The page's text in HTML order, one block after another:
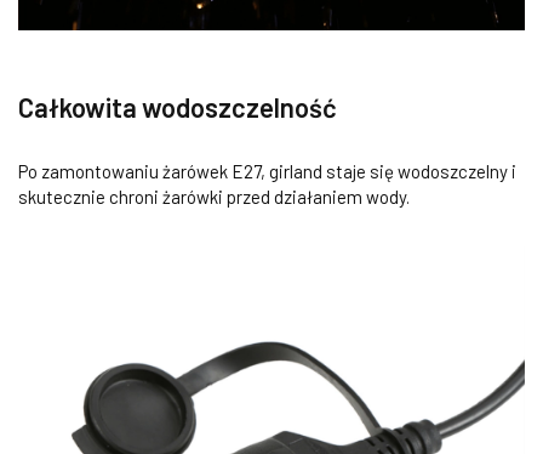
Całkowita wodoszczelność
Po zamontowaniu żarówek E27, girland staje się wodoszczelny i
skutecznie chroni żarówki przed działaniem wody.